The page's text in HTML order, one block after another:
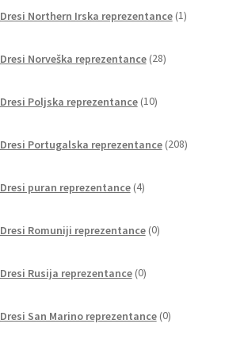
Dresi Northern Irska reprezentance 1izdelek
Dresi Norveška reprezentance 28izdelkov
Dresi Poljska reprezentance 10izdelkov
Dresi Portugalska reprezentance 208izdelkov
Dresi puran reprezentance 4izdelki
Dresi Romuniji reprezentance 0izdelkov
Dresi Rusija reprezentance 0izdelkov
Dresi San Marino reprezentance 0izdelkov